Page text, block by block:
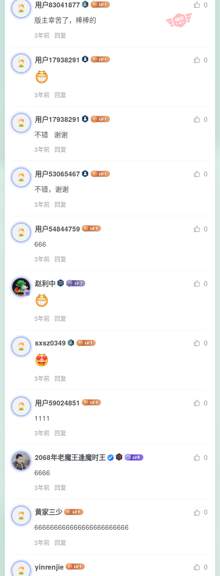
用户83041877
0
版主幸苦了，棒棒的
3年前 回复
用户17938291 0
3年前 回复
用户17938291
0
不错   谢谢
3年前 回复
用户53065467
0
不错，谢谢
3年前 回复
用户54844759
0
666
3年前 回复
赵利中 0
3年前 回复
sxsz0349 0
3年前 回复
用户59024851
0
1111
3年前 回复
2068年老魔王逢魔时王
0
6666
3年前 回复
黄家三少
0
666666666666666666666666
3年前 回复
yinrenjie
0